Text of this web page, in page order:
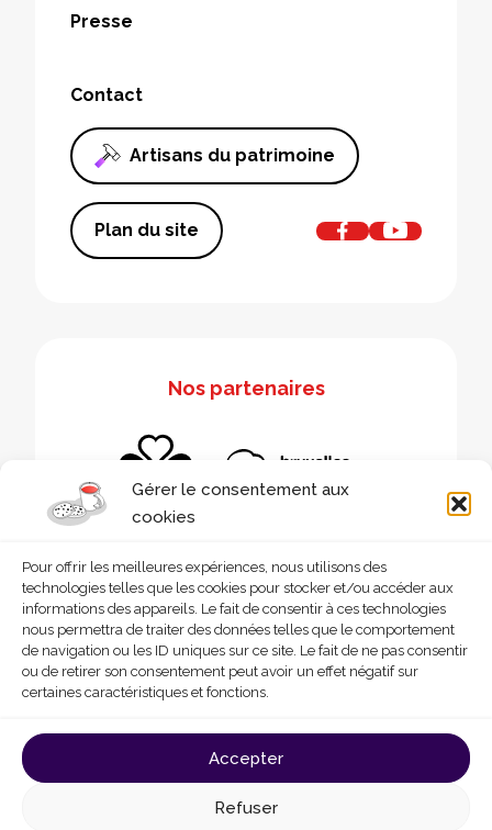
Gérer le consentement aux
cookies
Pour offrir les meilleures expériences, nous utilisons des
technologies telles que les cookies pour stocker et/ou accéder aux
informations des appareils. Le fait de consentir à ces technologies
nous permettra de traiter des données telles que le comportement
de navigation ou les ID uniques sur ce site. Le fait de ne pas consentir
ou de retirer son consentement peut avoir un effet négatif sur
certaines caractéristiques et fonctions.
Accepter
Refuser
Presse
Contact
Artisans du patrimoine
Plan du site
Nos partenaires
love
Politique de confidentialité